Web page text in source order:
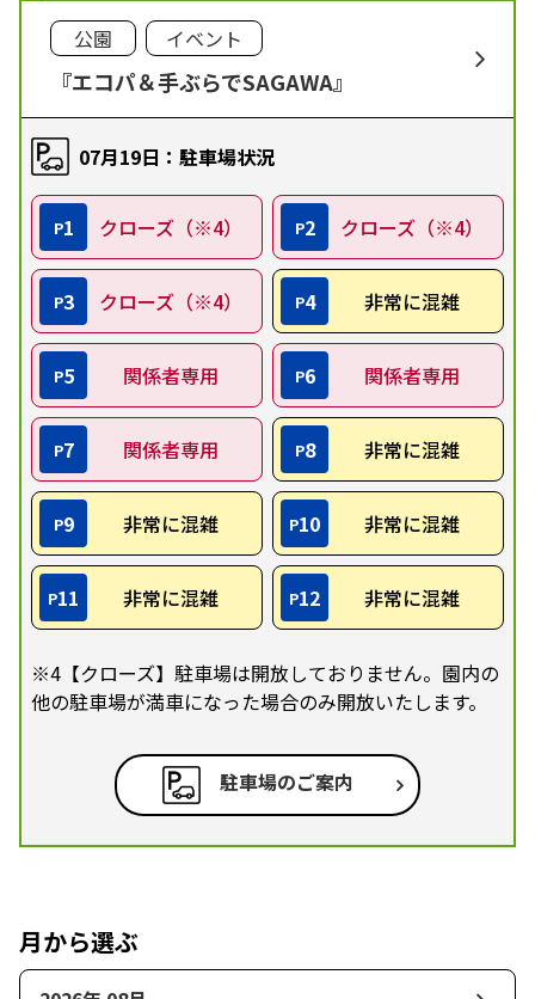
公園 イベント
『エコパ＆手ぶらでSAGAWA』
07月19日：駐車場状況
P1 クローズ（※4） P2 クローズ（※4）
P3 クローズ（※4） P4 非常に混雑
P5 関係者専用 P6 関係者専用
P7 関係者専用 P8 非常に混雑
P9 非常に混雑 P10 非常に混雑
P11 非常に混雑 P12 非常に混雑
※4【クローズ】駐車場は開放しておりません。園内の
他の駐車場が満車になった場合のみ開放いたします。
駐車場のご案内
月から選ぶ